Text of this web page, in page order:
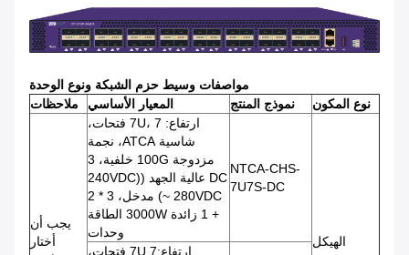
مواصفات وسيط حزم الشبكة ونوع الوحدة
نوع المكون
نموذج المنتج المعيار الأساسي ملاحظات
الهيكل
NTCA-CHS-
7U7S-DC
ارتفاع: 7U، 7 فتحات،
شاسية ATCA، نجمة
مزدوجة 100G خلفية، 3
DC عالية الجهد ((240VDC
~ 280VDC) مدخل، 3 * 2
+ 1 زائدة 3000W الطاقة
وحدات
يجب أن
أختار
ارتفاع:7U,7 فتحات،